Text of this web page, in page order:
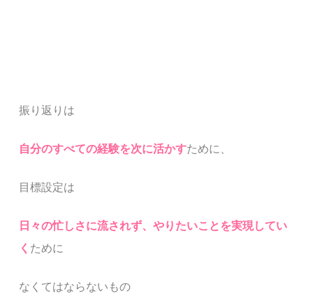
振り返りは
自分のすべての経験を次に活かすために、
目標設定は
日々の忙しさに流されず、やりたいことを実現してい
く ために
なくてはならないもの